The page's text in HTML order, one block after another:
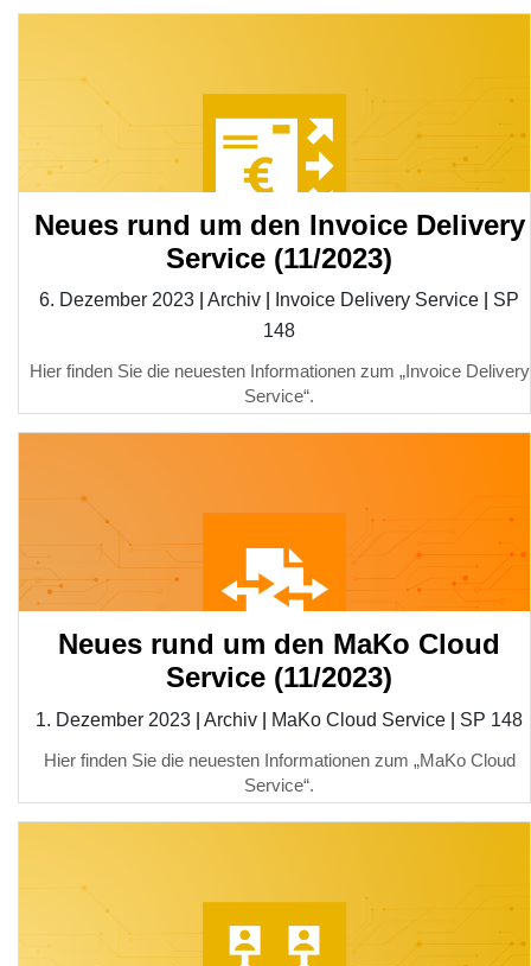
Neues rund um den Invoice Delivery
Service (11/2023)
6. Dezember 2023 Archiv Invoice Delivery Service
SP
148
Hier finden Sie die neuesten Informationen zum „Invoice Delivery
Service“.
Neues rund um den MaKo Cloud
Service (11/2023)
1. Dezember 2023 Archiv MaKo Cloud Service
SP 148
Hier finden Sie die neuesten Informationen zum „MaKo Cloud
Service“.